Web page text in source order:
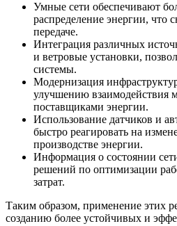
Умные сети обеспечивают
распределение энергии, что
передаче.
Интеграция различных
и ветровые установки,
системы.
Модернизация
улучшению взаимодействия
поставщиками энергии.
Использование датчиков и
быстро реагировать на
производстве энергии.
Информация о состоянии
решений по оптимизации
затрат.
Таким образом, применение этих
созданию более устойчивых и